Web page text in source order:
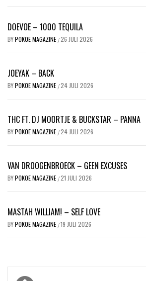
DOEVOE – 1000 TEQUILA
BYPOKOE MAGAZINE /26 JULI 2026
JOEYAK – BACK
BYPOKOE MAGAZINE /24 JULI 2026
THC FT. DJ MOORTJE & BUCKSTAR – PANNA
BYPOKOE MAGAZINE /24 JULI 2026
VAN DROOGENBROECK – GEEN EXCUSES
BYPOKOE MAGAZINE /21 JULI 2026
MASTAH WILLIAM! – SELF LOVE
BYPOKOE MAGAZINE /19 JULI 2026